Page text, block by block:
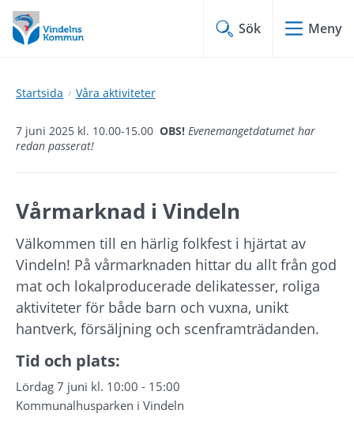
Hoppa
till
innehåll
Hoppa
till
undermeny
Sök Meny
Startsida Våra aktiviteter
7 juni 2025 kl. 10.00-15.00 OBS! Evenemangetdatumet har
redan passerat!
Vårmarknad i Vindeln
Välkommen till en härlig folkfest i hjärtat av
Vindeln! På vårmarknaden hittar du allt från god
mat och lokalproducerade delikatesser, roliga
aktiviteter för både barn och vuxna, unikt
hantverk, försäljning och scenframträdanden.
Tid och plats:
Lördag 7 juni kl. 10:00 - 15:00
Kommunalhusparken i Vindeln